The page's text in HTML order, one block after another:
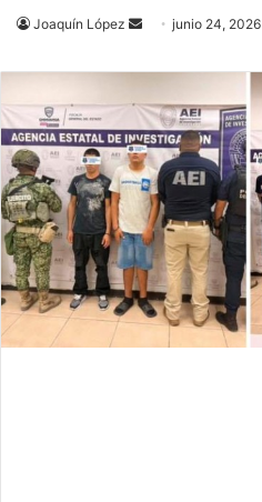
Joaquín López
Send
email
junio 24, 2026